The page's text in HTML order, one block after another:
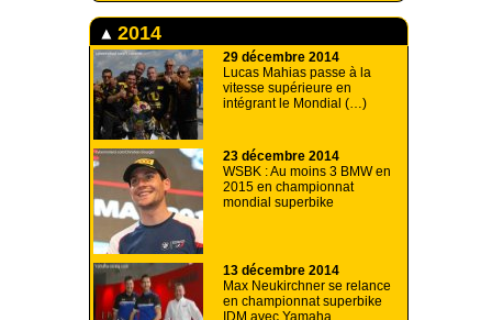
2014
29 décembre 2014
Lucas Mahias passe à la
vitesse supérieure en
intégrant le Mondial (…)
23 décembre 2014
WSBK : Au moins 3 BMW en
2015 en championnat
mondial superbike
13 décembre 2014
Max Neukirchner se relance
en championnat superbike
IDM avec Yamaha